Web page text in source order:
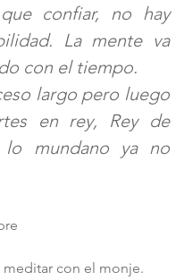
confiar, no hay
La mente va
con el tiempo.
largo pero luego
en rey, Rey de
mundano ya no
meditar con el monje.